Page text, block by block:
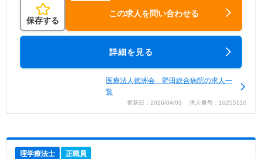
保存する
この求人を問い合わせる
詳細を見る
医療法人徳洲会 野田総合病院の求人一
覧
更新日：2026/04/03 求人番号：10255110
理学療法士 正職員